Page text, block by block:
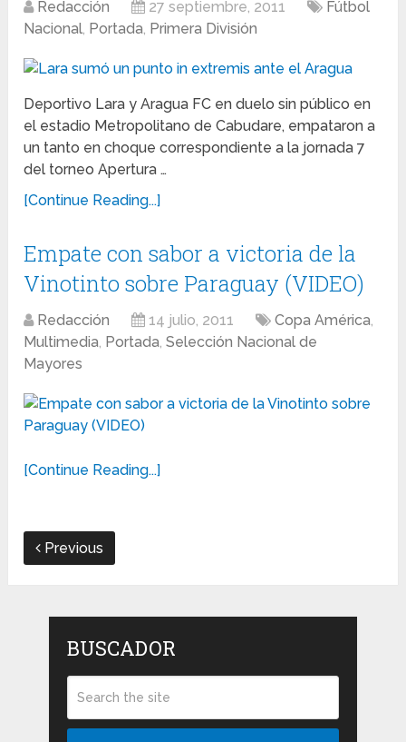
Redacción 27 septiembre, 2011
Fútbol
Nacional, Portada, Primera División
Deportivo Lara y Aragua FC en duelo sin público en
el estadio Metropolitano de Cabudare, empataron a
un tanto en choque correspondiente a la jornada 7
del torneo Apertura …
[Continue Reading...]
Empate con sabor a victoria de la
Vinotinto sobre Paraguay (VIDEO)
Redacción 14 julio, 2011 Copa América,
Multimedia, Portada,Selección Nacional de
Mayores
[Continue Reading...]
Previous
BUSCADOR